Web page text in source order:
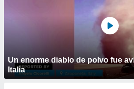
Un enorme diablo de polvo fue
Italia